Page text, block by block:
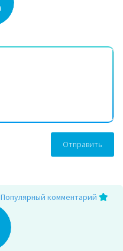
Отправить
Популярный комментарий